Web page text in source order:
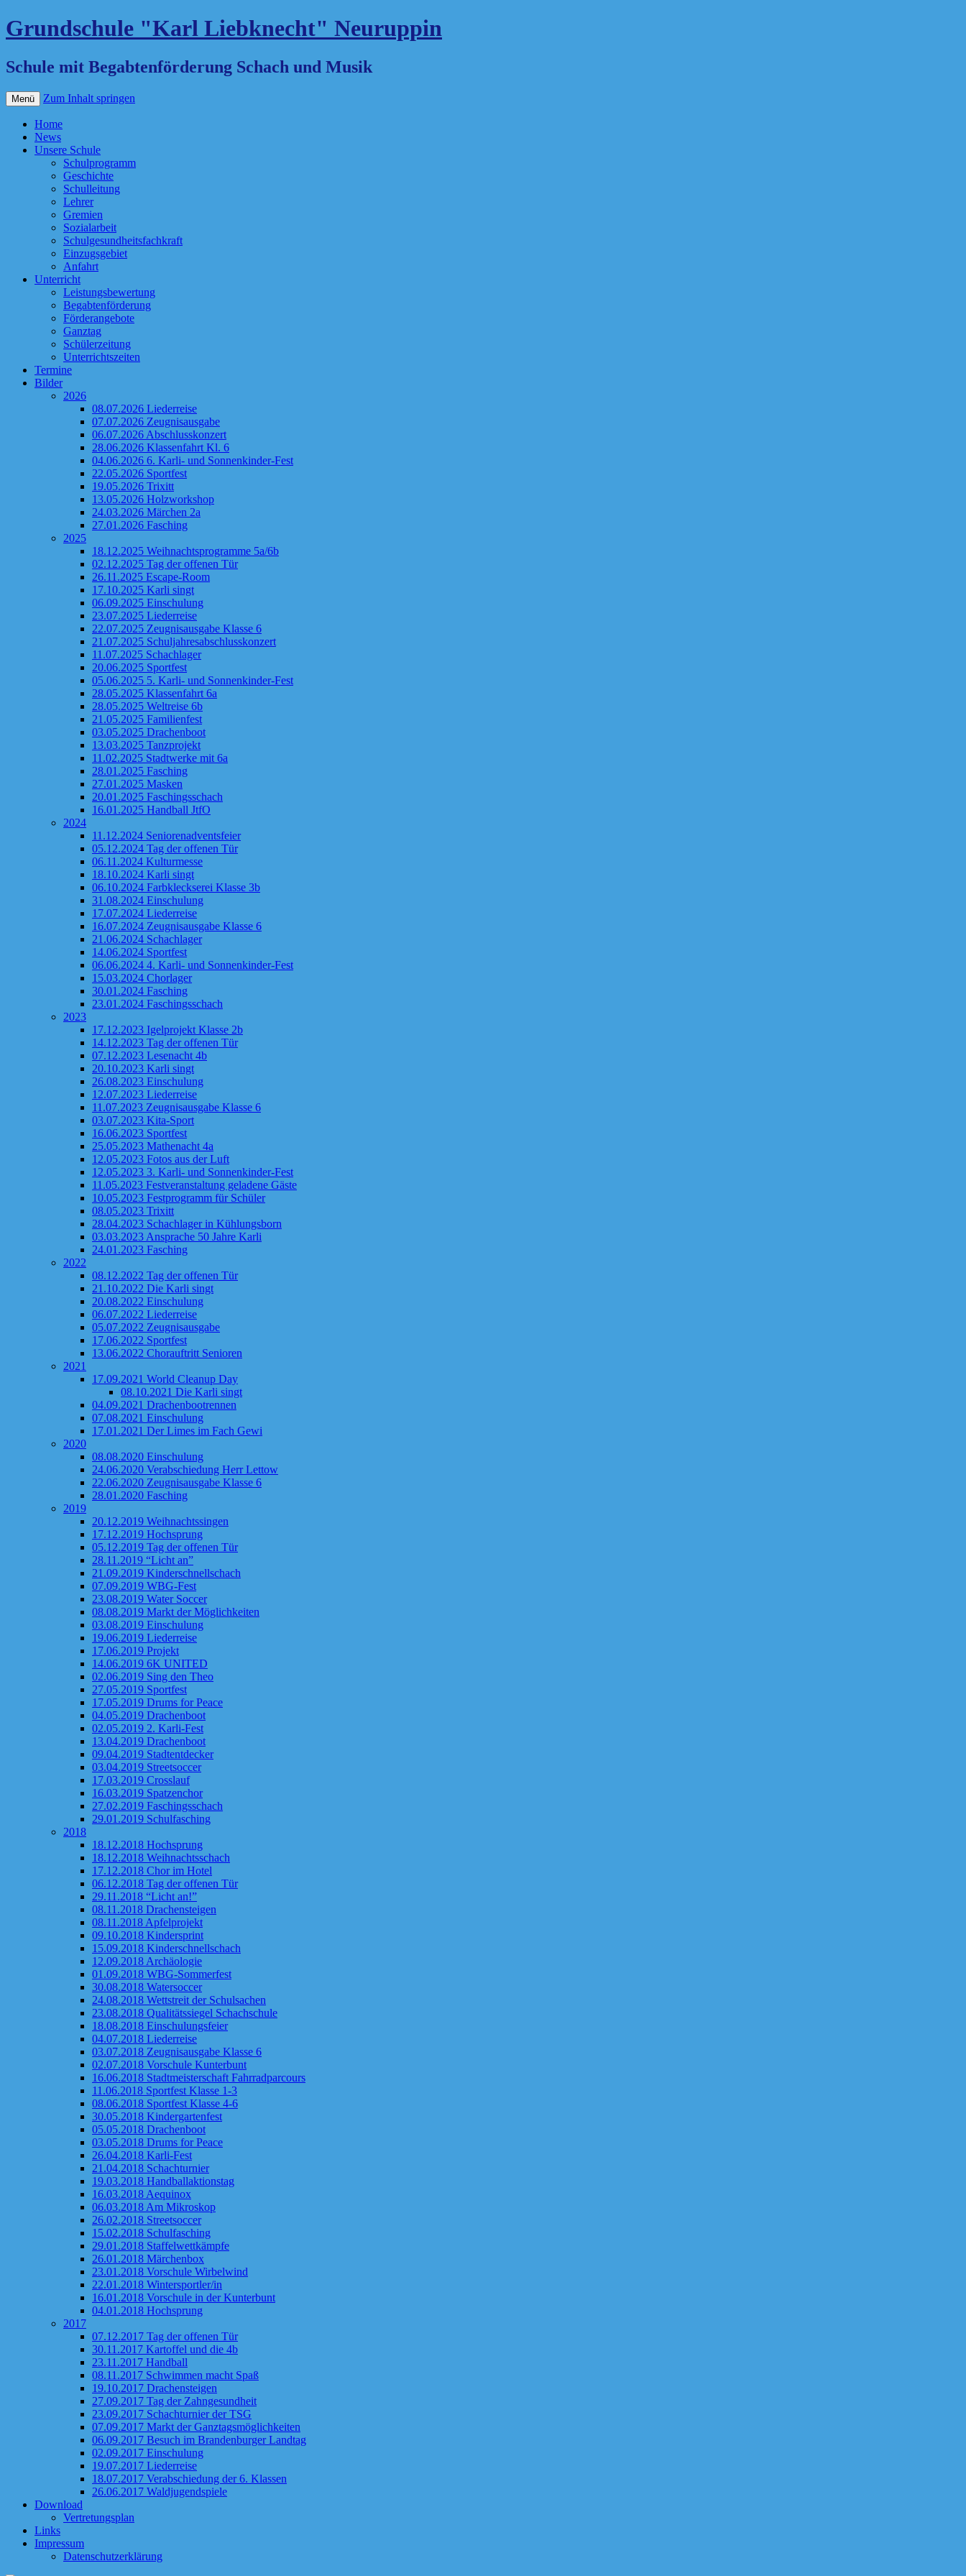
Grundschule "Karl Liebknecht" Neuruppin
Schule mit Begabtenförderung Schach und Musik
Menü Zum Inhalt springen
Home
News
Unsere Schule
Schulprogramm
Geschichte
Schulleitung
Lehrer
Gremien
Sozialarbeit
Schulgesundheitsfachkraft
Einzugsgebiet
Anfahrt
Unterricht
Leistungsbewertung
Begabtenförderung
Förderangebote
Ganztag
Schülerzeitung
Unterrichtszeiten
Termine
Bilder
2026
08.07.2026 Liederreise
07.07.2026 Zeugnisausgabe
06.07.2026 Abschlusskonzert
28.06.2026 Klassenfahrt Kl. 6
04.06.2026 6. Karli- und Sonnenkinder-Fest
22.05.2026 Sportfest
19.05.2026 Trixitt
13.05.2026 Holzworkshop
24.03.2026 Märchen 2a
27.01.2026 Fasching
2025
18.12.2025 Weihnachtsprogramme 5a/6b
02.12.2025 Tag der offenen Tür
26.11.2025 Escape-Room
17.10.2025 Karli singt
06.09.2025 Einschulung
23.07.2025 Liederreise
22.07.2025 Zeugnisausgabe Klasse 6
21.07.2025 Schuljahresabschlusskonzert
11.07.2025 Schachlager
20.06.2025 Sportfest
05.06.2025 5. Karli- und Sonnenkinder-Fest
28.05.2025 Klassenfahrt 6a
28.05.2025 Weltreise 6b
21.05.2025 Familienfest
03.05.2025 Drachenboot
13.03.2025 Tanzprojekt
11.02.2025 Stadtwerke mit 6a
28.01.2025 Fasching
27.01.2025 Masken
20.01.2025 Faschingsschach
16.01.2025 Handball JtfO
2024
11.12.2024 Seniorenadventsfeier
05.12.2024 Tag der offenen Tür
06.11.2024 Kulturmesse
18.10.2024 Karli singt
06.10.2024 Farbkleckserei Klasse 3b
31.08.2024 Einschulung
17.07.2024 Liederreise
16.07.2024 Zeugnisausgabe Klasse 6
21.06.2024 Schachlager
14.06.2024 Sportfest
06.06.2024 4. Karli- und Sonnenkinder-Fest
15.03.2024 Chorlager
30.01.2024 Fasching
23.01.2024 Faschingsschach
2023
17.12.2023 Igelprojekt Klasse 2b
14.12.2023 Tag der offenen Tür
07.12.2023 Lesenacht 4b
20.10.2023 Karli singt
26.08.2023 Einschulung
12.07.2023 Liederreise
11.07.2023 Zeugnisausgabe Klasse 6
03.07.2023 Kita-Sport
16.06.2023 Sportfest
25.05.2023 Mathenacht 4a
12.05.2023 Fotos aus der Luft
12.05.2023 3. Karli- und Sonnenkinder-Fest
11.05.2023 Festveranstaltung geladene Gäste
10.05.2023 Festprogramm für Schüler
08.05.2023 Trixitt
28.04.2023 Schachlager in Kühlungsborn
03.03.2023 Ansprache 50 Jahre Karli
24.01.2023 Fasching
2022
08.12.2022 Tag der offenen Tür
21.10.2022 Die Karli singt
20.08.2022 Einschulung
06.07.2022 Liederreise
05.07.2022 Zeugnisausgabe
17.06.2022 Sportfest
13.06.2022 Chorauftritt Senioren
2021
17.09.2021 World Cleanup Day
08.10.2021 Die Karli singt
04.09.2021 Drachenbootrennen
07.08.2021 Einschulung
17.01.2021 Der Limes im Fach Gewi
2020
08.08.2020 Einschulung
24.06.2020 Verabschiedung Herr Lettow
22.06.2020 Zeugnisausgabe Klasse 6
28.01.2020 Fasching
2019
20.12.2019 Weihnachtssingen
17.12.2019 Hochsprung
05.12.2019 Tag der offenen Tür
28.11.2019 “Licht an”
21.09.2019 Kinderschnellschach
07.09.2019 WBG-Fest
23.08.2019 Water Soccer
08.08.2019 Markt der Möglichkeiten
03.08.2019 Einschulung
19.06.2019 Liederreise
17.06.2019 Projekt
14.06.2019 6K UNITED
02.06.2019 Sing den Theo
27.05.2019 Sportfest
17.05.2019 Drums for Peace
04.05.2019 Drachenboot
02.05.2019 2. Karli-Fest
13.04.2019 Drachenboot
09.04.2019 Stadtentdecker
03.04.2019 Streetsoccer
17.03.2019 Crosslauf
16.03.2019 Spatzenchor
27.02.2019 Faschingsschach
29.01.2019 Schulfasching
2018
18.12.2018 Hochsprung
18.12.2018 Weihnachtsschach
17.12.2018 Chor im Hotel
06.12.2018 Tag der offenen Tür
29.11.2018 “Licht an!”
08.11.2018 Drachensteigen
08.11.2018 Apfelprojekt
09.10.2018 Kindersprint
15.09.2018 Kinderschnellschach
12.09.2018 Archäologie
01.09.2018 WBG-Sommerfest
30.08.2018 Watersoccer
24.08.2018 Wettstreit der Schulsachen
23.08.2018 Qualitätssiegel Schachschule
18.08.2018 Einschulungsfeier
04.07.2018 Liederreise
03.07.2018 Zeugnisausgabe Klasse 6
02.07.2018 Vorschule Kunterbunt
16.06.2018 Stadtmeisterschaft Fahrradparcours
11.06.2018 Sportfest Klasse 1-3
08.06.2018 Sportfest Klasse 4-6
30.05.2018 Kindergartenfest
05.05.2018 Drachenboot
03.05.2018 Drums for Peace
26.04.2018 Karli-Fest
21.04.2018 Schachturnier
19.03.2018 Handballaktionstag
16.03.2018 Aequinox
06.03.2018 Am Mikroskop
26.02.2018 Streetsoccer
15.02.2018 Schulfasching
29.01.2018 Staffelwettkämpfe
26.01.2018 Märchenbox
23.01.2018 Vorschule Wirbelwind
22.01.2018 Wintersportler/in
16.01.2018 Vorschule in der Kunterbunt
04.01.2018 Hochsprung
2017
07.12.2017 Tag der offenen Tür
30.11.2017 Kartoffel und die 4b
23.11.2017 Handball
08.11.2017 Schwimmen macht Spaß
19.10.2017 Drachensteigen
27.09.2017 Tag der Zahngesundheit
23.09.2017 Schachturnier der TSG
07.09.2017 Markt der Ganztagsmöglichkeiten
06.09.2017 Besuch im Brandenburger Landtag
02.09.2017 Einschulung
19.07.2017 Liederreise
18.07.2017 Verabschiedung der 6. Klassen
26.06.2017 Waldjugendspiele
Download
Vertretungsplan
Links
Impressum
Datenschutzerklärung